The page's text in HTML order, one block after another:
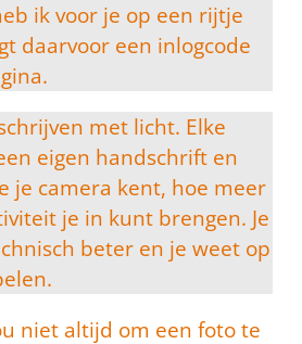
ik voor je op een rijtje
daarvoor een inlogcode
met licht. Elke
eigen handschrift en
je camera kent, hoe meer
je in kunt brengen. Je
beter en je weet op
niet altijd om een foto te